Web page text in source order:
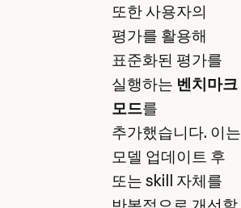
또한 사용자의
평가를 활용해
표준화된 평가를
실행하는 벤치마크
모드를
추가했습니다. 이는
모델 업데이트 후
또는 skill 자체를